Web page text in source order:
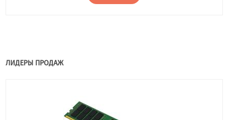
ЛИДЕРЫ ПРОДАЖ